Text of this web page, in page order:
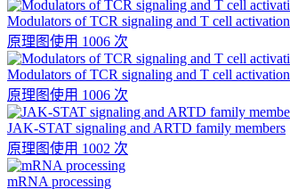
Modulators of TCR signaling and T cell activation
原理图使用 1006 次
Modulators of TCR signaling and T cell activation
原理图使用 1006 次
JAK-STAT signaling and ARTD family members
原理图使用 1002 次
mRNA processing